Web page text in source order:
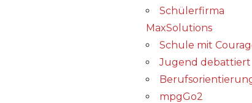
Schülerfirma
MaxSolutions
Schule mit
Jugend debattiert
mpgGo2